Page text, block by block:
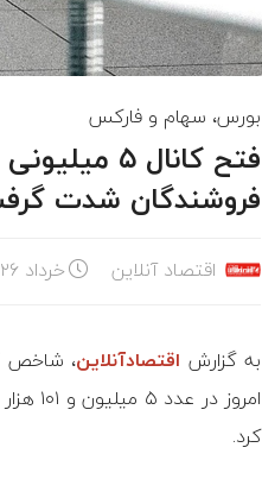
بورس، سهام و فارکس
فتح
فروشندگان شدت
اقتصاد آنلاین خرداد ۲۶, ۱۴۰۵
به گزارش اقتصادآنلاین
کرد.